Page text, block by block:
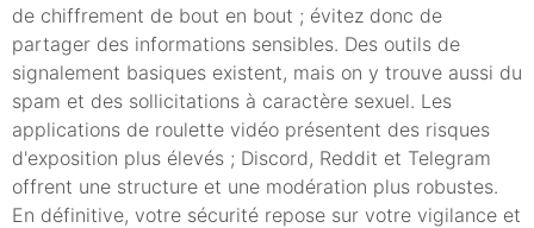
de chiffrement de bout en bout ; évitez donc de
partager des informations sensibles. Des outils de
signalement basiques existent, mais on y trouve aussi du
spam et des sollicitations à caractère sexuel. Les
applications de roulette vidéo présentent des risques
d'exposition plus élevés ; Discord, Reddit et Telegram
offrent une structure et une modération plus robustes.
En définitive, votre sécurité repose sur votre vigilance et